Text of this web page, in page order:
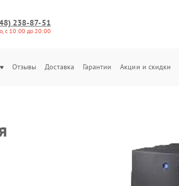
238-87-51
с 10:00 до 20:00
Отзывы Доставка Гарантии Акции и скидки